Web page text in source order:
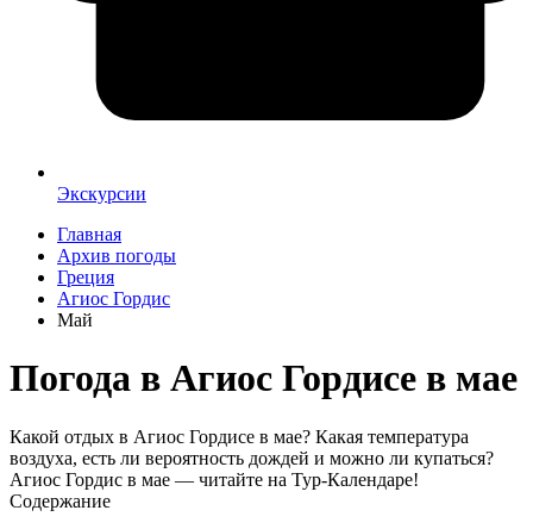
Экскурсии
Главная
Архив погоды
Греция
Агиос Гордис
Май
Погода в Агиос Гордисе в мае
Какой отдых в Агиос Гордисе в мае? Какая температура
воздуха, есть ли вероятность дождей и можно ли купаться?
Агиос Гордис в мае — читайте на Тур-Календаре!
Содержание